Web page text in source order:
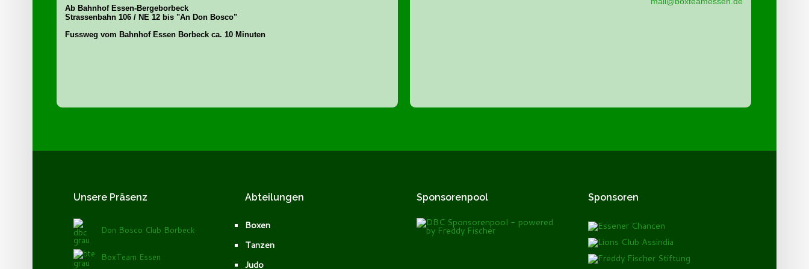
Ab Bahnhof Essen-Bergeborbeck
Strassenbahn 106 / NE 12 bis "An Don Bosco"
Fussweg vom Bahnhof Essen Borbeck ca. 10 Minuten
Unsere Präsenz
Don Bosco Club Borbeck
BoxTeam Essen
Abteilungen
Boxen
Tanzen
Judo
Sponsorenpool Sponsoren